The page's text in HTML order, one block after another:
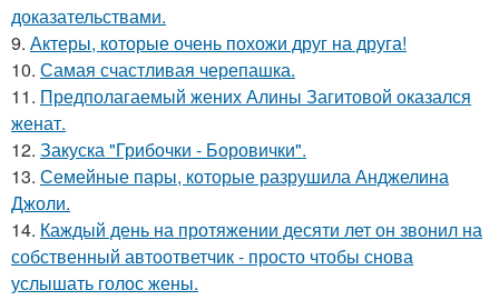
доказательствами.
9. Актеры, которые очень похожи друг на друга!
10. Самая счастливая черепашка.
11. Предполагаемый жених Алины Загитовой оказался
женат.
12. Закуска "Грибочки - Боровички".
13. Семейные пары, которые разрушила Анджелина
Джоли.
14. Каждый день на протяжении десяти лет он звонил на
собственный автоответчик - просто чтобы снова
услышать голос жены.